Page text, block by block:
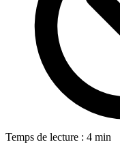
Temps de lecture : 4 min